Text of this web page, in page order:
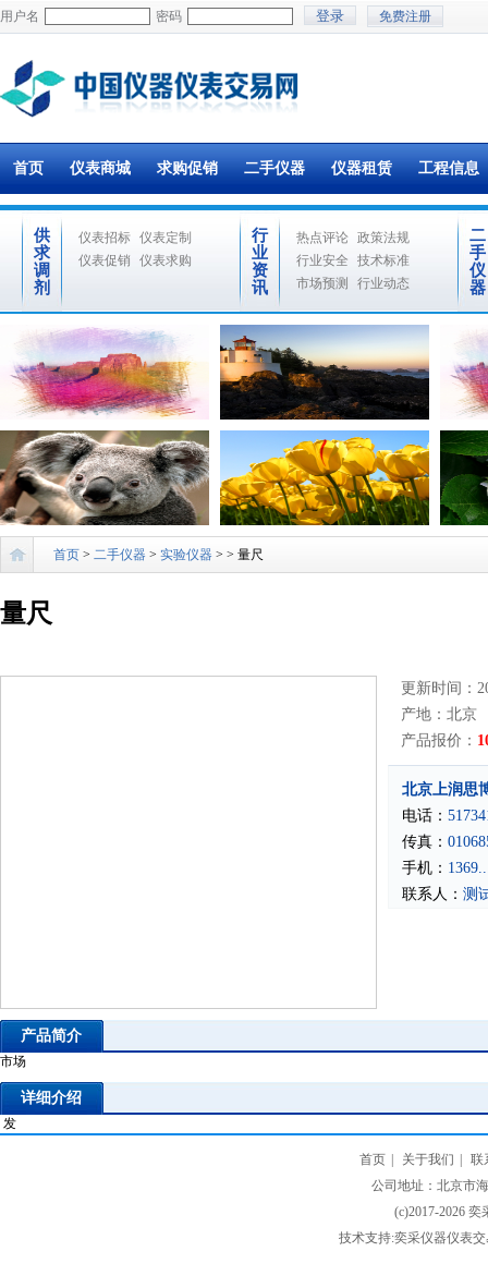
用户名 密码 免费注册
首页 仪表商城 求购促销 二手仪器 仪器租赁 工程信息
供
求
调
剂
仪表招标 仪表定制
仪表促销
仪表求购
行
业
资
讯
热点评论 政策法规
行业安全
技术标准
市场预测
行业动态
二
手
仪
器
首页 > 二手仪器 > 实验仪器 > > 量尺
量尺
更新时间：
产地：北京
产品报价：
北京上润思
电话：
传真：
手机：
联系人： 测
产品简介
市场
详细介绍
发
首页 关于我们
联
公司地址：北京市
(c)2017-2026
技术支持:奕采仪器仪表